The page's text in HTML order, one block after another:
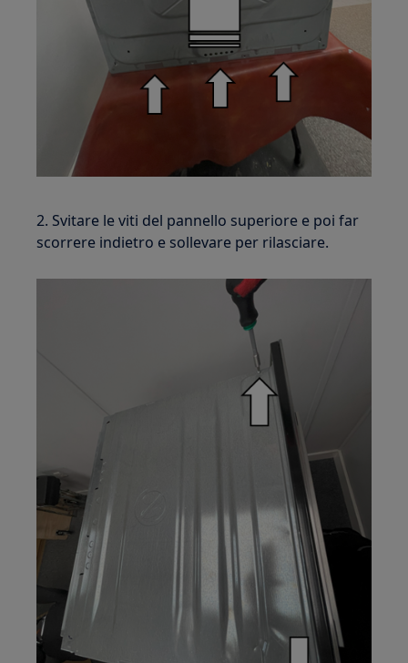
2. Svitare le viti del pannello superiore e poi far
scorrere indietro e sollevare per rilasciare.